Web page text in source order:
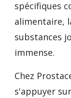
spécifiques
alimentaire,
substances
immense.
Chez
s'appuyer